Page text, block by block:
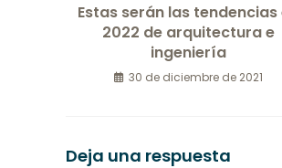
Estas serán las tendencias
2022 de arquitectura e
ingeniería
30 de diciembre de 2021
Deja una respuesta